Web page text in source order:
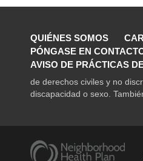
QUIÉNES SOMOS
PÓNGASE EN
AVISO DE PRÁCTICAS
de derechos civiles y no
discapacidad o sexo.